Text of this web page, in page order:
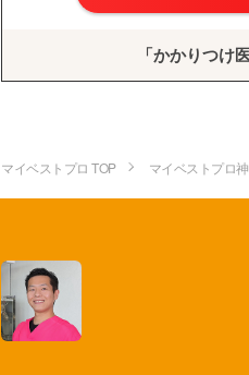
「かかりつけ
マイベストプロ TOP マイベストプロ